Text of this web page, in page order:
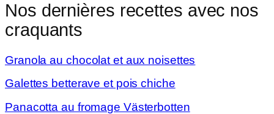
Nos dernières recettes avec nos
craquants
Granola au chocolat et aux noisettes
Galettes betterave et pois chiche
Panacotta au fromage Västerbotten